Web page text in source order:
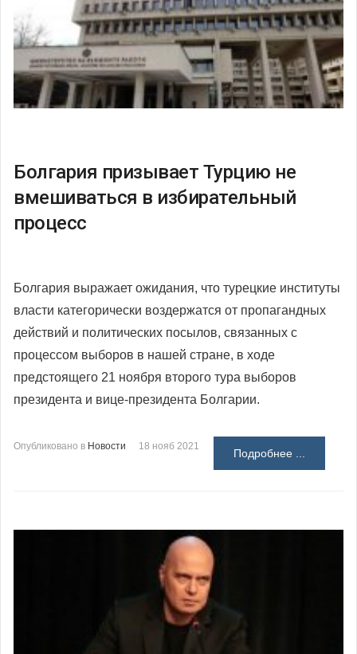
Болгария призывает Турцию не
вмешиваться в избирательный
процесс
Болгария выражает ожидания, что турецкие институты
власти категорически воздержатся от пропагандных
действий и политических посылов, связанных с
процессом выборов в нашей стране, в ходе
предстоящего 21 ноября второго тура выборов
президента и вице-президента Болгарии.
Опубликовано в Новости 18 нояб 2021
Подробнее ...